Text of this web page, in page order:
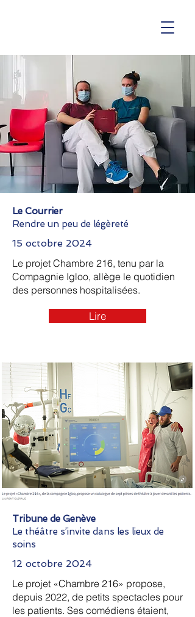
Le Courrier
Rendre un peu de légèreté
15 octobre 2024
Le projet Chambre 216, tenu par la
Compagnie Igloo, allège le quotidien
des personnes hospitalisées.
Lire
Tribune de Genève
Le théâtre s’invite dans les lieux de
soins
12 octobre 2024
Le projet «Chambre 216» propose,
depuis 2022, de petits spectacles pour
les patients. Ses comédiens étaient,